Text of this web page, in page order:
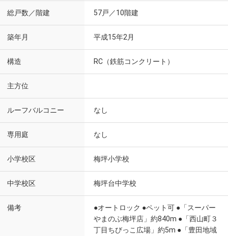
総戸数／階建 57戸／10階建
築年月 平成15年2月
構造 RC（鉄筋コンクリート）
主方位
ルーフバルコニー なし
専用庭 なし
小学校区 梅坪小学校
中学校区 梅坪台中学校
備考
●オートロック ●ペット可 ●「スーパー
やまのぶ梅坪店」約840m ●「西山町３
丁目ちびっこ広場」約5m ●「豊田地域